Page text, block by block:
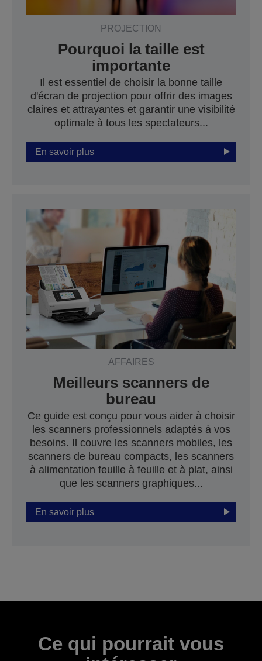
PROJECTION
Pourquoi la taille est
importante
Il est essentiel de choisir la bonne taille
d'écran de projection pour offrir des images
claires et attrayantes et garantir une visibilité
optimale à tous les spectateurs...
En savoir plus
AFFAIRES
Meilleurs scanners de
bureau
Ce guide est conçu pour vous aider à choisir
les scanners professionnels adaptés à vos
besoins. Il couvre les scanners mobiles, les
scanners de bureau compacts, les scanners
à alimentation feuille à feuille et à plat, ainsi
que les scanners graphiques...
En savoir plus
Ce qui pourrait vous